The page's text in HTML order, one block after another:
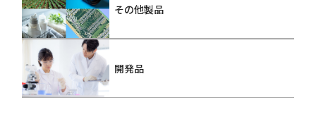
その他製品
開発品